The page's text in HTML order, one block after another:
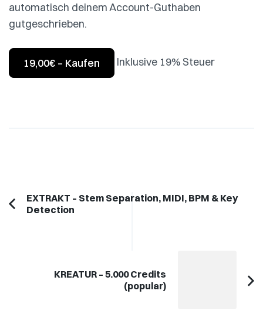
automatisch deinem Account-Guthaben
gutgeschrieben.
19,00€ – Kaufen Inklusive 19% Steuer
Post
Navigation
Previous
EXTRAKT – Stem Separation, MIDI, BPM & Key
Detection
KREATUR – 5.000 Credits
(popular)